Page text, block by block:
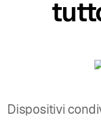
Dispositivi